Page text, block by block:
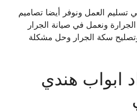
في تسليم العمل ونوفر أيضا تصاميم
ونعمل في صيانة الجرار
وتصليح سكة الجرار وحل مشكلة
ابواب هندي